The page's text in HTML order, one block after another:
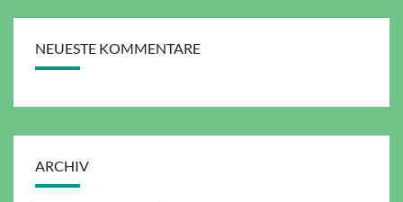
NEUESTE KOMMENTARE
ARCHIV